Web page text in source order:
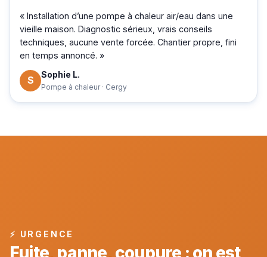
« Installation d’une pompe à chaleur air/eau dans une
vieille maison. Diagnostic sérieux, vrais conseils
techniques, aucune vente forcée. Chantier propre, fini
en temps annoncé. »
S Sophie L.
Pompe à chaleur · Cergy
⚡ URGENCE
Fuite, panne, coupure : on est